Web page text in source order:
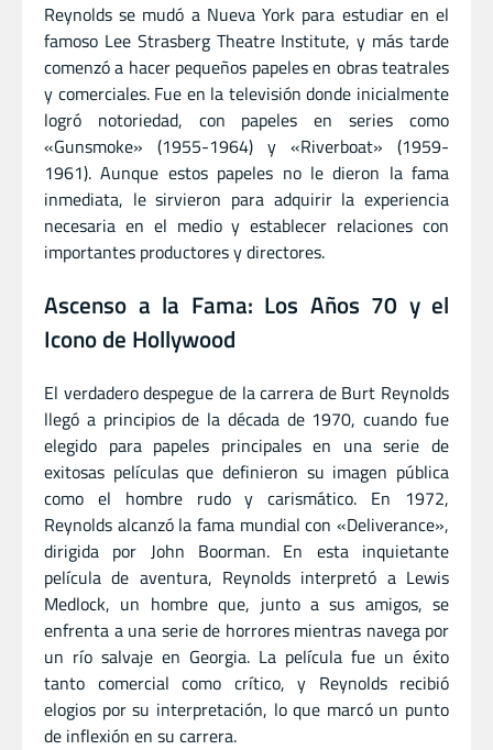
Reynolds se mudó a Nueva York para estudiar en el
famoso Lee Strasberg Theatre Institute, y más tarde
comenzó a hacer pequeños papeles en obras teatrales
y comerciales. Fue en la televisión donde inicialmente
logró notoriedad, con papeles en series como
«Gunsmoke» (1955-1964) y «Riverboat» (1959-
1961). Aunque estos papeles no le dieron la fama
inmediata, le sirvieron para adquirir la experiencia
necesaria en el medio y establecer relaciones con
importantes productores y directores.
Ascenso a la Fama: Los Años 70 y el
Icono de Hollywood
El verdadero despegue de la carrera de Burt Reynolds
llegó a principios de la década de 1970, cuando fue
elegido para papeles principales en una serie de
exitosas películas que definieron su imagen pública
como el hombre rudo y carismático. En 1972,
Reynolds alcanzó la fama mundial con «Deliverance»,
dirigida por John Boorman. En esta inquietante
película de aventura, Reynolds interpretó a Lewis
Medlock, un hombre que, junto a sus amigos, se
enfrenta a una serie de horrores mientras navega por
un río salvaje en Georgia. La película fue un éxito
tanto comercial como crítico, y Reynolds recibió
elogios por su interpretación, lo que marcó un punto
de inflexión en su carrera.